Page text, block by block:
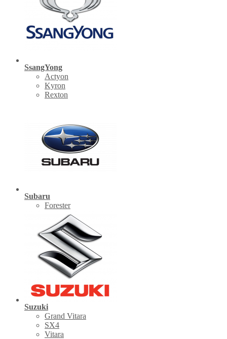
SsangYong
Actyon
Kyron
Rexton
Subaru
Forester
Suzuki
Grand Vitara
SX4
Vitara